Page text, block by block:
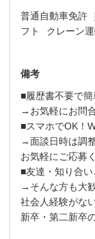
普通自動車免許
フト
クレーン
備考
■履歴書不要で簡
→お気軽にお問
■スマホでOK！
→面談日時は調
お気軽にご応募
■友達・知り合
→そんな方も大
社会人経験がな
新卒・第二新卒